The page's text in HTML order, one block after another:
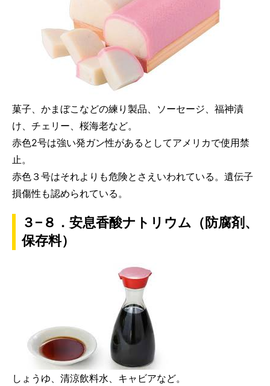
菓子、かまぼこなどの練り製品、ソーセージ、福神漬
け、チェリー、桜海老など。
赤色2号は強い発ガン性があるとしてアメリカで使用禁
止。
赤色３号はそれよりも危険とさえいわれている。遺伝子
損傷性も認められている。
３−８．安息香酸ナトリウム（防腐剤、
保存料）
しょうゆ、清涼飲料水、キャビアなど。